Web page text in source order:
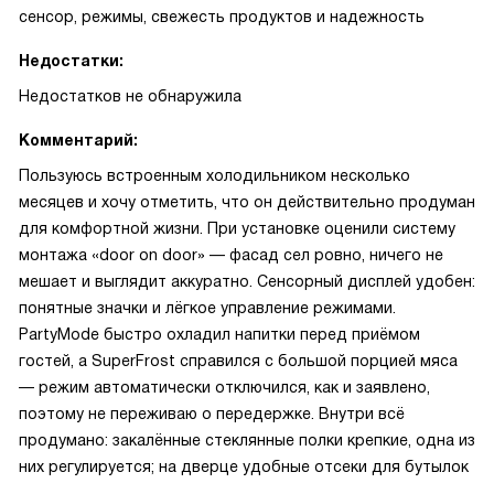
сенсор, режимы, свежесть продуктов и надежность
Недостатки:
Недостатков не обнаружила
Комментарий:
Пользуюсь встроенным холодильником несколько
месяцев и хочу отметить, что он действительно продуман
для комфортной жизни. При установке оценили систему
монтажа «door on door» — фасад сел ровно, ничего не
мешает и выглядит аккуратно. Сенсорный дисплей удобен:
понятные значки и лёгкое управление режимами.
PartyMode быстро охладил напитки перед приёмом
гостей, а SuperFrost справился с большой порцией мяса
— режим автоматически отключился, как и заявлено,
поэтому не переживаю о передержке. Внутри всё
продумано: закалённые стеклянные полки крепкие, одна из
них регулируется; на дверце удобные отсеки для бутылок